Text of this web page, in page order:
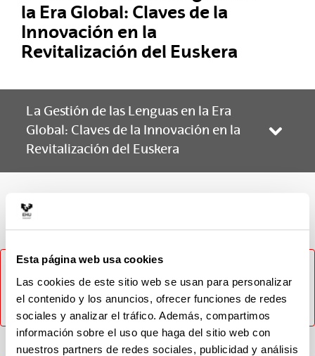
Esta página web usa cookies
Las cookies de este sitio web se usan para personalizar
el contenido y los anuncios, ofrecer funciones de redes
sociales y analizar el tráfico. Además, compartimos
información sobre el uso que haga del sitio web con
nuestros partners de redes sociales, publicidad y análisis
la Era Global: Claves de la
Innovación en la
Revitalización del Euskera
La Gestión de las Lenguas en la Era
Global: Claves de la Innovación en la
Revitalización del Euskera
Materia
No ha sido posible cargar el contenido, inténtelo más
tarde. En caso de que el problema persista contacte con
el CAU (Tlf: 946014400 / Email: cau@ehu.eus / Web:
https://lagun.ehu.eus).